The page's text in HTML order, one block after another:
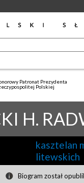
Patronat Prezydenta
Polskiej
H.
kasztelan
litewskich
Biogram został